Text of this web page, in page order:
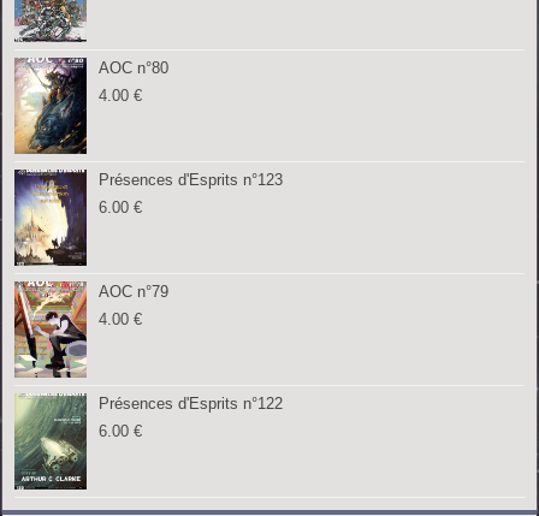
AOC n°80
4.00€
Présences d'Esprits n°123
6.00€
AOC n°79
4.00€
Présences d'Esprits n°122
6.00€